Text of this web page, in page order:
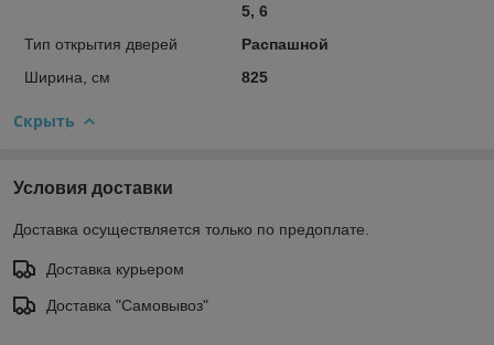
5, 6
Тип открытия дверей
Распашной
Ширина, см
825
Скрыть
Условия доставки
Доставка осуществляется только по предоплате.
Доставка курьером
Доставка "Самовывоз"